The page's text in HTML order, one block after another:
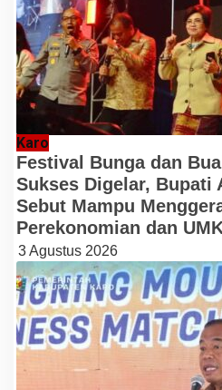
Karo
Festival Bunga dan
Sukses Digelar, Bupati
Sebut Mampu
Perekonomian dan
3 Agustus 2026